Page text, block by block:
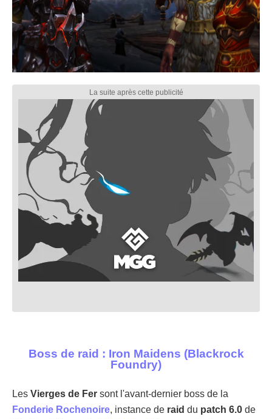
Boss de raid : Iron Maidens (Blackrock
Foundry)
Les Vierges de Fer sont l'avant-dernier boss de la
Fonderie Rochenoire, instance de raid du patch 6.0 de